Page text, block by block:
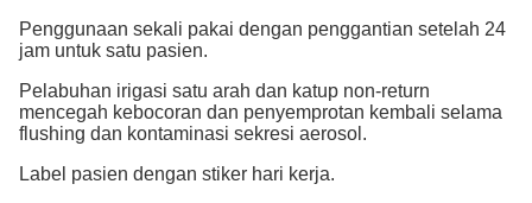
Penggunaan sekali pakai dengan penggantian setelah 24
jam untuk satu pasien.
Pelabuhan irigasi satu arah dan katup non-return
mencegah kebocoran dan penyemprotan kembali selama
flushing dan kontaminasi sekresi aerosol.
Label pasien dengan stiker hari kerja.